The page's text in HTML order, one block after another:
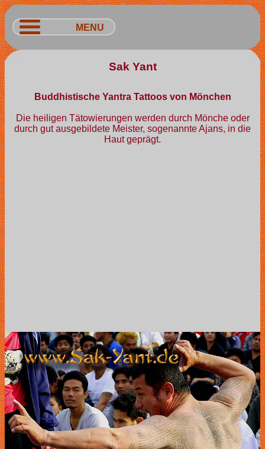
MENU
Sak Yant
Buddhistische Yantra Tattoos von Mönchen
Die heiligen Tätowierungen werden durch Mönche oder
durch gut ausgebildete Meister, sogenannte Ajans, in die
Haut geprägt.